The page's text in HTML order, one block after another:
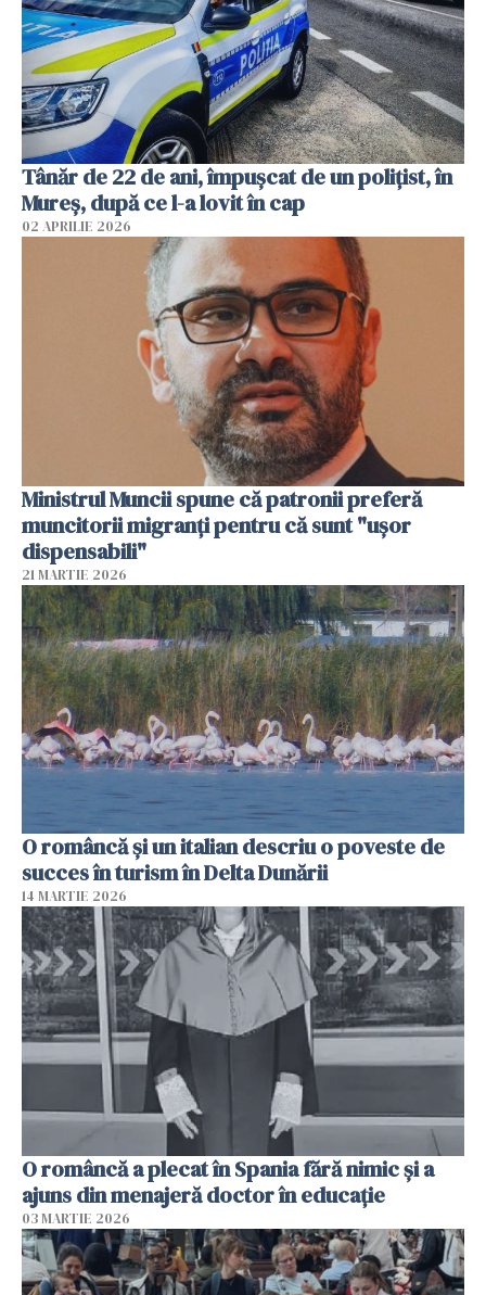
Tânăr de 22 de ani, împușcat de un polițist, în
Mureș, după ce l-a lovit în cap
02 APRILIE 2026
Ministrul Muncii spune că patronii preferă
muncitorii migranți pentru că sunt "uşor
dispensabili"
21 MARTIE 2026
O româncă și un italian descriu o poveste de
succes în turism în Delta Dunării
14 MARTIE 2026
O româncă a plecat în Spania fără nimic și a
ajuns din menajeră doctor în educație
03 MARTIE 2026